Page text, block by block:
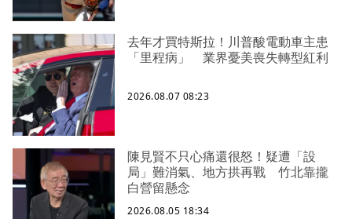
去年才買特斯拉！川普酸電動車主患
「里程病」 業界憂美喪失轉型紅利
2026.08.07 08:23
陳見賢不只心痛還很怒！疑遭「設
局」難消氣、地方拱再戰 竹北靠攏
白營留懸念
2026.08.05 18:34